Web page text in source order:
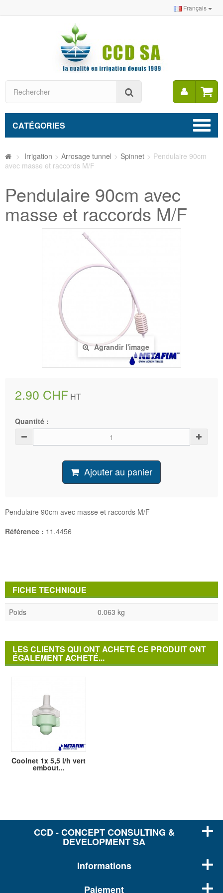
Français
Mon
CATÉGORIES
> Irrigation > Arrosage tunnel > Spinnet > Pendulaire 90cm
avec masse et raccords M/F
Pendulaire 90cm avec
masse et raccords M/F
Agrandir l'image
2.90 CHF HT
Quantité :
Ajouter au panier
Pendulaire 90cm avec masse et raccords M/F
Référence : 11.4456
FICHE TECHNIQUE
Poids 0.063 kg
LES CLIENTS QUI ONT ACHETÉ CE PRODUIT ONT
ÉGALEMENT ACHETÉ...
Coolnet 1x 5,5 l/h vert
embout...
CCD - CONCEPT CONSULTING &
DEVELOPMENT SA
Informations
Paiement